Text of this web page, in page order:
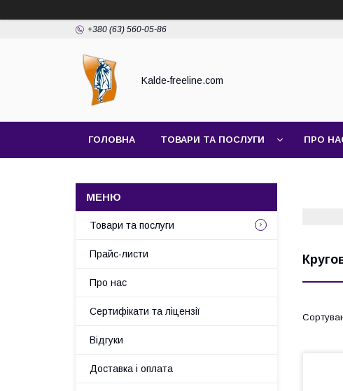
+380 (63) 560-05-86
Kalde-freeline.com
ГОЛОВНА ТОВАРИ ТА ПОСЛУГИ ПРО
Товари та послуги
Прайс-листи
Про нас
Сертифікати та ліцензії
Відгуки
Доставка і оплата